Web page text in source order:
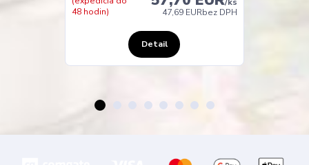
47,69 EURbez DPH
48 hodin)
Detail